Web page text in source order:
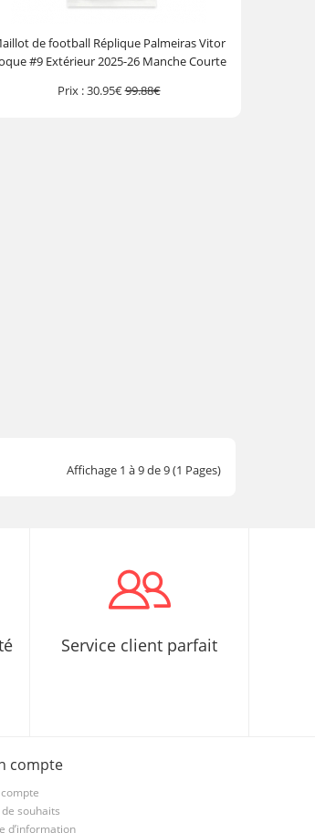
de football Réplique Palmeiras Vitor
#9 Extérieur 2025-26 Manche Courte
Prix :30.95€99.88€
Affichage 1 à 9 de 9 (1 Pages)
Service client parfait
compte
souhaits
d’information